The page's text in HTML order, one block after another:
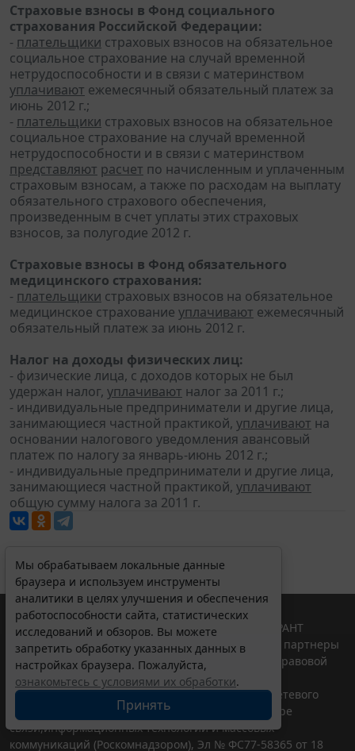
Страховые взносы в Фонд социального
страхования Российской Федерации:
- плательщики страховых взносов на обязательное
социальное страхование на случай временной
нетрудоспособности и в связи с материнством
уплачивают ежемесячный обязательный платеж за
июнь 2012 г.;
- плательщики страховых взносов на обязательное
социальное страхование на случай временной
нетрудоспособности и в связи с материнством
представляют расчет по начисленным и уплаченным
страховым взносам, а также по расходам на выплату
обязательного страхового обеспечения,
произведенным в счет уплаты этих страховых
взносов, за полугодие 2012 г.
Страховые взносы в Фонд обязательного
медицинского страхования:
- плательщики страховых взносов на обязательное
медицинское страхование уплачивают ежемесячный
обязательный платеж за июнь 2012 г.
Налог на доходы физических лиц:
- физические лица, с доходов которых не был
удержан налог, уплачивают налог за 2011 г.;
- индивидуальные предприниматели и другие лица,
занимающиеся частной практикой, уплачивают на
основании налогового уведомления авансовый
платеж по налогу за январь-июнь 2012 г.;
- индивидуальные предприниматели и другие лица,
занимающиеся частной практикой, уплачивают
общую сумму налога за 2011 г.
Мы обрабатываем локальные данные
браузера и используем инструменты
аналитики в целях улучшения и обеспечения
работоспособности сайта, статистических
исследований и обзоров. Вы можете
запретить обработку указанных данных в
настройках браузера. Пожалуйста,
ознакомьтесь с условиями их обработки.
Принять
© ООО "НПП "ГАРАНТ-СЕРВИС", 2026. Система ГАРАНТ
выпускается с 1990 года. Компания "Гарант" и ее партнеры
являются участниками Российской ассоциации правовой
информации ГАРАНТ.
Портал ГАРАНТ.РУ зарегистрирован в качестве сетевого
издания Федеральной службой по надзору в сфере
связи,информационных технологий и массовых
коммуникаций (Роскомнадзором), Эл № ФС77-58365 от 18